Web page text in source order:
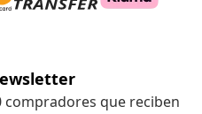
compradores que reciben